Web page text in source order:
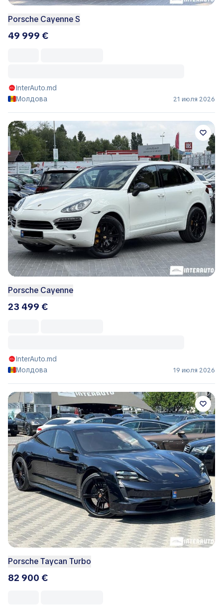
Porsche Cayenne S
49 999 €
InterAuto.md
Молдова
21 июля 2026
Porsche Cayenne
23 499 €
InterAuto.md
Молдова
19 июля 2026
Porsche Taycan Turbo
82 900 €